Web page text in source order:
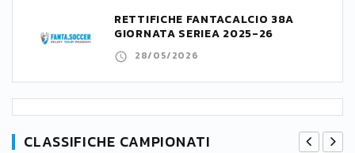
RETTIFICHE FANTACALCIO 38A
GIORNATA SERIEA 2025-26
28/05/2026
CLASSIFICHE CAMPIONATI